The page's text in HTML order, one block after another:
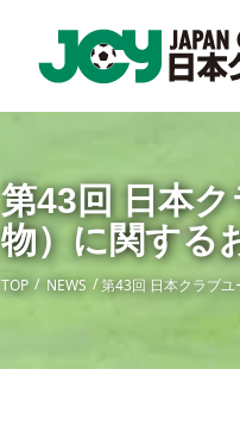
第43回 日本
物）に関する
TOP NEWS 第43回 日本クラブ